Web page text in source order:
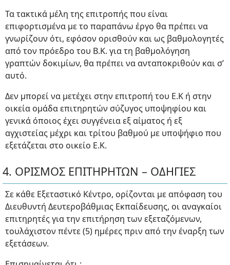
Τα τακτικά μέλη της επιτροπής που είναι
επιφορτισμένα με το παραπάνω έργο θα πρέπει να
γνωρίζουν ότι, εφόσον ορισθούν και ως βαθμολογητές
από τον πρόεδρο του Β.Κ. για τη βαθμολόγηση
γραπτών δοκιμίων, θα πρέπει να ανταποκριθούν και σ’
αυτό.
Δεν μπορεί να μετέχει στην επιτροπή του Ε.Κ ή στην
οικεία ομάδα επιτηρητών σύζυγος υποψηφίου και
γενικά όποιος έχει συγγένεια εξ αίματος ή εξ
αγχιστείας μέχρι και τρίτου βαθμού με υποψήφιο που
εξετάζεται στο οικείο Ε.Κ.
4. ΟΡΙΣΜΟΣ ΕΠΙΤΗΡΗΤΩΝ – ΟΔΗΓΙΕΣ
Σε κάθε Εξεταστικό Κέντρο, ορίζονται με απόφαση του
Διευθυντή Δευτεροβάθμιας Εκπαίδευσης, οι αναγκαίοι
επιτηρητές για την επιτήρηση των εξεταζόμενων,
τουλάχιστον πέντε (5) ημέρες πριν από την έναρξη των
εξετάσεων.